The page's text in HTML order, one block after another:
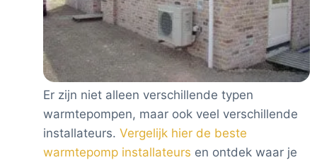
Er zijn niet alleen verschillende typen
warmtepompen, maar ook veel verschillende
installateurs. Vergelijk hier de beste
warmtepomp installateurs en ontdek waar je